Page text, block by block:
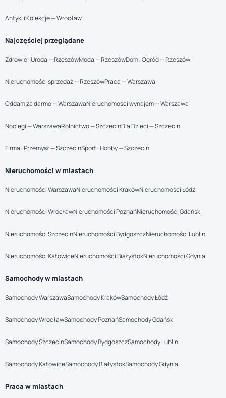
Antyki i Kolekcje — Wrocław
Najczęściej przeglądane
Zdrowie i Uroda — RzeszówModa — RzeszówDom i Ogród — Rzeszów
Nieruchomości sprzedaż — RzeszówPraca — Warszawa
Oddam za darmo — WarszawaNieruchomości wynajem — Warszawa
Noclegi — WarszawaRolnictwo — SzczecinDla Dzieci — Szczecin
Firma i Przemysł — SzczecinSport i Hobby — Szczecin
Nieruchomości w miastach
Nieruchomości WarszawaNieruchomości KrakówNieruchomości Łódź
Nieruchomości WrocławNieruchomości PoznańNieruchomości Gdańsk
Nieruchomości SzczecinNieruchomości BydgoszczNieruchomości Lublin
Nieruchomości KatowiceNieruchomości BiałystokNieruchomości Gdynia
Samochody w miastach
Samochody WarszawaSamochody KrakówSamochody Łódź
Samochody WrocławSamochody PoznańSamochody Gdańsk
Samochody SzczecinSamochody BydgoszczSamochody Lublin
Samochody KatowiceSamochody BiałystokSamochody Gdynia
Praca w miastach